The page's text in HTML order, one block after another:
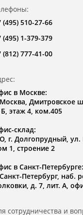
(495) 510-27-66
(495) 1-379-379
(812) 777-41-00
в Москве:
Москва, Дмитровское
этаж 4, ком.405
склад:
г. Долгопрудный, ул.
1, строение 2
в Санкт-Петербурге:
Петербург, наб.
д. 7, лит. А,
сотрудничества и